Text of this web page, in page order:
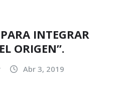
INTEGRAR
ORIGEN”.
Abr 3, 2019